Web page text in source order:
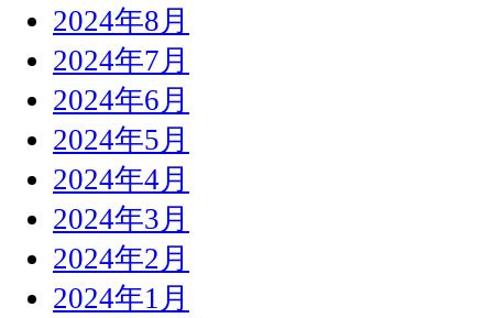
2024年8月
2024年7月
2024年6月
2024年5月
2024年4月
2024年3月
2024年2月
2024年1月